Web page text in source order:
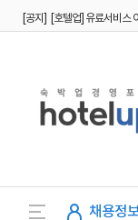
채용정